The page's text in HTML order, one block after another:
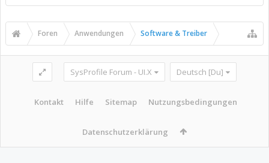
Foren Anwendungen Software & Treiber
SysProfile Forum - UI.X Deutsch [Du]
Kontakt Hilfe Sitemap Nutzungsbedingungen
Datenschutzerklärung